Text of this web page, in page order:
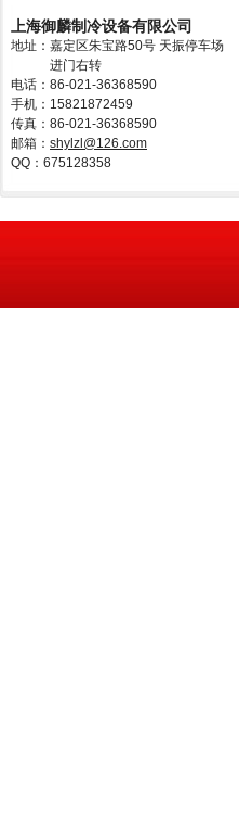
上海御麟制冷设备有限公司
地址：嘉定区朱宝路50号 天振停车场
进门右转
电话：86-021-36368590
手机：15821872459
传真：86-021-36368590
邮箱： shylzl@126.com
QQ：675128358